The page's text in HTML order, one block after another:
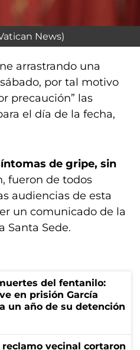
News)
arrastrando una
por tal motivo
precaución” las
el día de la fecha,
de gripe, sin
fueron de todos
audiencias de esta
un comunicado de la
Santa Sede.
del fentanilo:
en prisión García
un año de su detención
reclamo vecinal cortaron